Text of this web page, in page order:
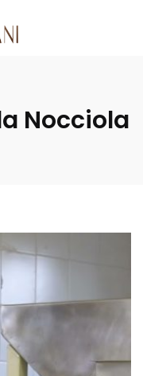
Nocciola